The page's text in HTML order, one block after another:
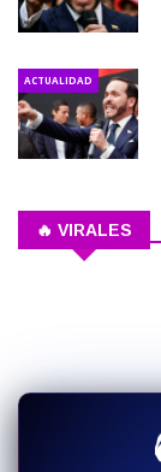
ACTUALIDAD
🔥 VIRALES